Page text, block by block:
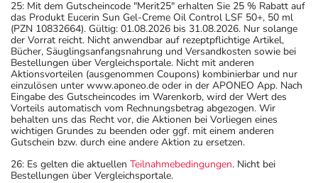
25: Mit dem Gutscheincode "Merit25" erhalten Sie 25 % Rabatt auf
das Produkt Eucerin Sun Gel-Creme Oil Control LSF 50+, 50 ml
(PZN 10832664). Gültig: 01.08.2026 bis 31.08.2026. Nur solange
der Vorrat reicht. Nicht anwendbar auf rezeptpflichtige Artikel,
Bücher, Säuglingsanfangsnahrung und Versandkosten sowie bei
Bestellungen über Vergleichsportale. Nicht mit anderen
Aktionsvorteilen (ausgenommen Coupons) kombinierbar und nur
einzulösen unter www.aponeo.de oder in der APONEO App. Nach
Eingabe des Gutscheincodes im Warenkorb, wird der Wert des
Vorteils automatisch vom Rechnungsbetrag abgezogen. Wir
behalten uns das Recht vor, die Aktionen bei Vorliegen eines
wichtigen Grundes zu beenden oder ggf. mit einem anderen
Gutschein bzw. durch eine andere Aktion zu ersetzen.
26: Es gelten die aktuellen Teilnahmebedingungen. Nicht bei
Bestellungen über Vergleichsportale.